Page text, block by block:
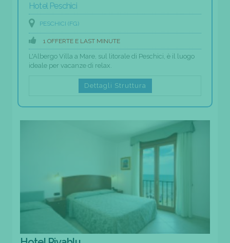
Hotel Peschici
PESCHICI (FG)
1 OFFERTE E LAST MINUTE
L'Albergo Villa a Mare, sul litorale di Peschici, è il luogo
ideale per vacanze di relax.
Dettagli Struttura